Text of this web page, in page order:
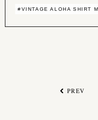
#VINTAGE ALOHA SHIRT
PREV